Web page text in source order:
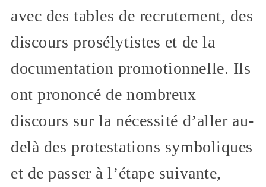
avec des tables de recrutement, des
discours prosélytistes et de la
documentation promotionnelle. Ils
ont prononcé de nombreux
discours sur la nécessité d’aller au-
delà des protestations symboliques
et de passer à l’étape suivante,